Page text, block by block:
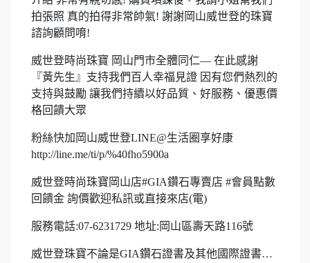
拍張照 真的拍得非常帥氣! 謝謝岡山威世登的珠寶
諮詢顧問唷!
威世登時尚珠寶 岡山門市全體同仁— 在此感謝
『黃先生』支持我們百人幸福見證 因有您們熱烈的
支持與鼓勵 讓我們持續以好品質、好服務、優惠價
格回饋大眾
粉絲快加岡山威世登LINE@生活圈享好康
http://line.me/ti/p/%40fho5900a
威世登時尚珠寶岡山店#GIA鑽石專賣店 #會員點數
回饋金 詢價歡迎私訊或直接來店(電)
服務電話:07-6231729 地址:岡山區壽天路116號
威世登珠寶不論是GIA鑽石證書及其他國際證書…